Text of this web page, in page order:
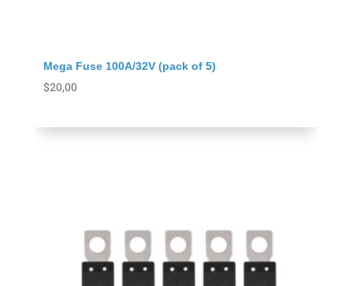
Mega Fuse 100A/32V (pack of 5)
$20,00